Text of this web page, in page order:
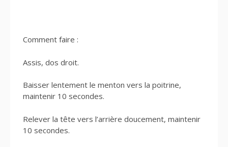
Comment faire :
Assis, dos droit.
Baisser lentement le menton vers la poitrine,
maintenir 10 secondes.
Relever la tête vers l’arrière doucement, maintenir
10 secondes.